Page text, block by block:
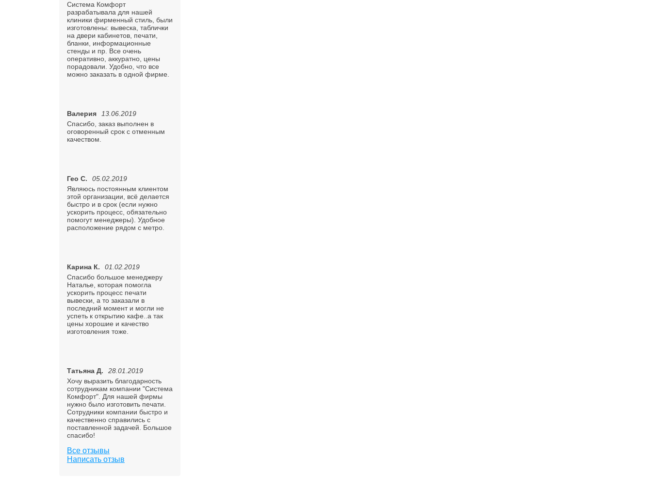
Система Комфорт
разрабатывала для нашей
клиники фирменный стиль, были
изготовлены: вывеска, таблички
на двери кабинетов, печати,
бланки, информационные
стенды и пр. Все очень
оперативно, аккуратно, цены
порадовали. Удобно, что все
можно заказать в одной фирме.
Валерия
13.06.2019
Спасибо, заказ выполнен в
оговоренный срок с отменным
качеством.
Гео С.
05.02.2019
Являюсь постоянным клиентом
этой организации, всё делается
быстро и в срок (если нужно
ускорить процесс, обязательно
помогут менеджеры). Удобное
расположение рядом с метро.
Карина К.
01.02.2019
Спасибо большое менеджеру
Наталье, которая помогла
ускорить процесс печати
вывески, а то заказали в
последний момент и могли не
успеть к открытию кафе..а так
цены хорошие и качество
изготовления тоже.
Татьяна Д.
28.01.2019
Хочу выразить благодарность
сотрудникам компании "Система
Комфорт". Для нашей фирмы
нужно было изготовить печати.
Сотрудники компании быстро и
качественно справились с
поставленной задачей. Большое
спасибо!
Все отзывы
Написать отзыв